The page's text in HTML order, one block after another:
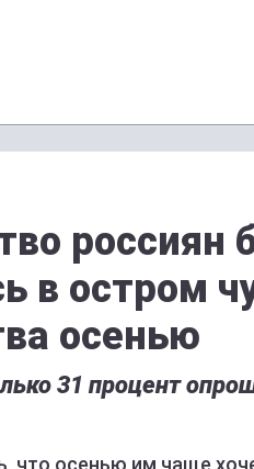
россиян
в остром
осенью
31 процент
что осенью им чаще